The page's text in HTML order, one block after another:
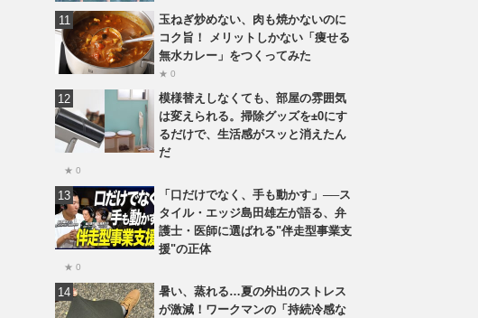
玉ねぎ炒めない、肉も焼かないのに
コク旨！ メリットしかない「痩せる
無水カレー」をつくってみた
★ 0
模様替えしなくても、部屋の雰囲気
は変えられる。掃除グッズを±0にす
るだけで、生活感がスッと消えたん
だ
★ 0
「口だけでなく、手も動かす」──ス
タイル・エッジ島田雄左が語る、弁
護士・医師に選ばれる"伴走型事業支
援"の正体
★ 0
暑い、蒸れる…夏の外出のストレス
が激減！ワークマンの「持続冷感な